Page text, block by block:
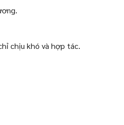
chịu khó và hợp tác.